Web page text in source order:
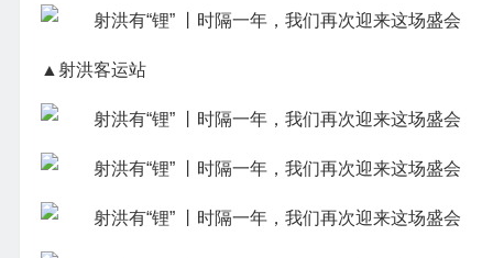
▲射洪客运站